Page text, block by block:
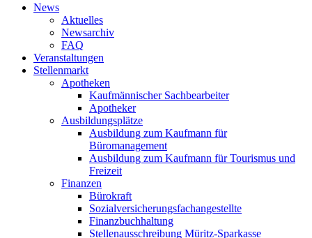
News
Aktuelles
Newsarchiv
FAQ
Veranstaltungen
Stellenmarkt
Apotheken
Kaufmännischer Sachbearbeiter
Apotheker
Ausbildungsplätze
Ausbildung zum Kaufmann für
Büromanagement
Ausbildung zum Kaufmann für Tourismus und
Freizeit
Finanzen
Bürokraft
Sozialversicherungsfachangestellte
Finanzbuchhaltung
Stellenausschreibung Müritz-Sparkasse